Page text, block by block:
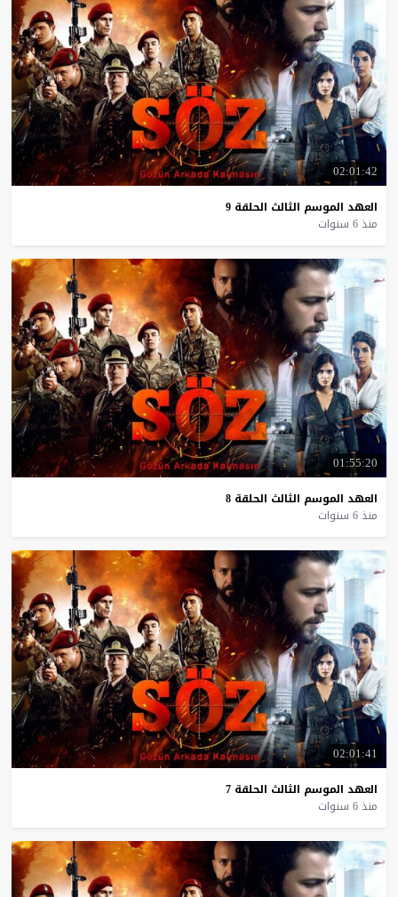
02:01:42
العهد الموسم الثالث الحلقة 9
منذ 6 سنوات
01:55:20
العهد الموسم الثالث الحلقة 8
منذ 6 سنوات
02:01:41
العهد الموسم الثالث الحلقة 7
منذ 6 سنوات